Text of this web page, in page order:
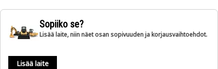
Sopiiko se?
Lisää laite, niin näet osan sopivuuden ja korjausvaihtoehdot.
Lisää laite